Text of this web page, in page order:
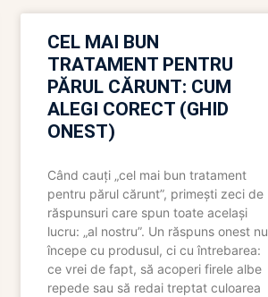
CEL MAI BUN
TRATAMENT PENTRU
PĂRUL CĂRUNT: CUM
ALEGI CORECT (GHID
ONEST)
Când cauți „cel mai bun tratament
pentru părul cărunt”, primești zeci de
răspunsuri care spun toate același
lucru: „al nostru”. Un răspuns onest nu
începe cu produsul, ci cu întrebarea:
ce vrei de fapt, să acoperi firele albe
repede sau să redai treptat culoarea